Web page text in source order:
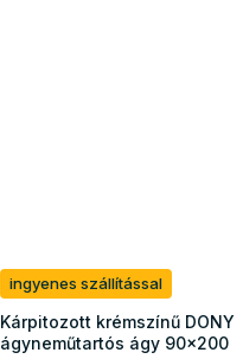
ingyenes szállítással
Kárpitozott krémszínű DONY
ágyneműtartós ágy 90x200